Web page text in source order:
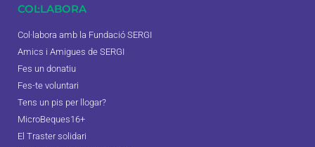
COL·LABORA
Col·labora amb la Fundació SERGI
Amics i Amigues de SERGI
Fes un donatiu
Fes-te voluntari
Tens un pis per llogar?
MicroBeques16+
El Traster solidari